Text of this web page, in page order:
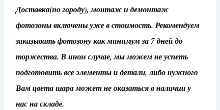
Доставка(по городу), монтаж и демонтаж
фотозоны включены уже в стоимость. Рекомендуем
заказывать фотозону как минимум за 7 дней до
торжества. В ином случае, мы можем не успеть
подготовить все элементы и детали, либо нужного
Вам цвета шара может не оказаться в наличии у
нас на складе.